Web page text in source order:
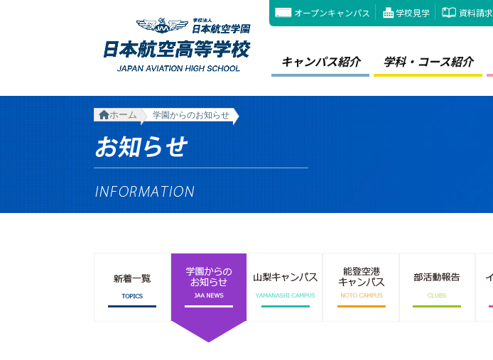
オープンキャンパス 学校見学 資料請求
キャンパス紹介 学科・コース紹介
ホーム 学園からのお知らせ